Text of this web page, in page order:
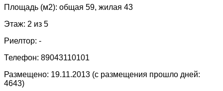
Площадь (м2): общая 59, жилая 43
Этаж: 2 из 5
Риелтор: -
Телефон: 89043110101
Размещено: 19.11.2013 (с размещения прошло дней:
4643)